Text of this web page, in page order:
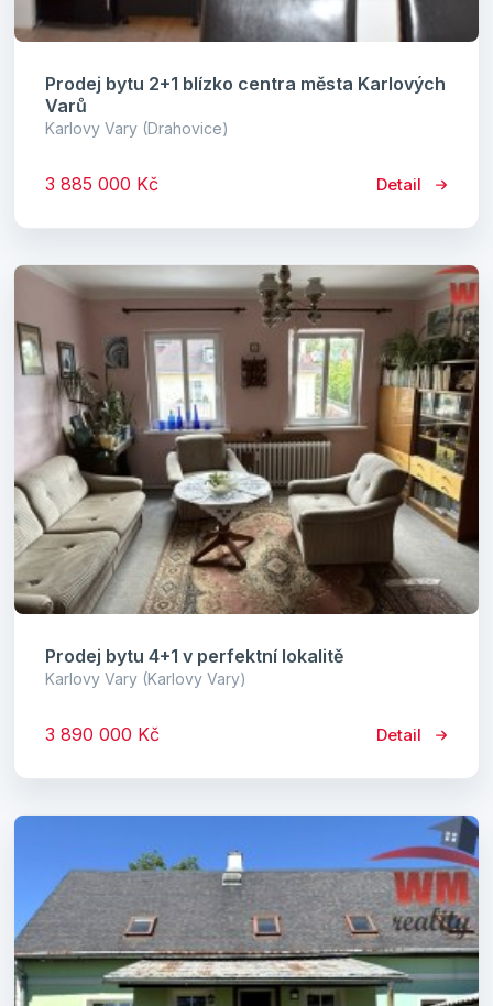
Prodej bytu 2+1 blízko centra města Karlových
Varů
Karlovy Vary (Drahovice)
3 885 000 Kč Detail
Prodej bytu 4+1 v perfektní lokalitě
Karlovy Vary (Karlovy Vary)
3 890 000 Kč Detail